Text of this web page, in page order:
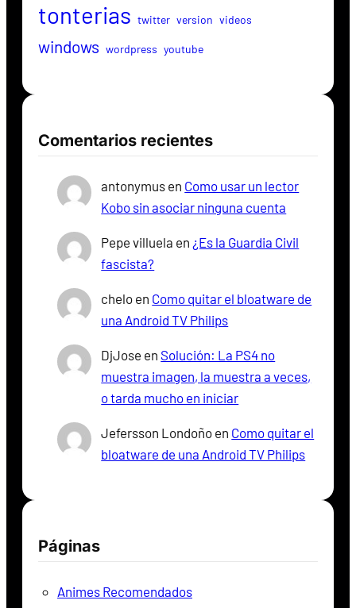
tonterias twitter version videos
windows wordpress youtube
Comentarios recientes
antonymus en Como usar un lector
Kobo sin asociar ninguna cuenta
Pepe villuela en ¿Es la Guardia Civil
fascista?
chelo en Como quitar el bloatware de
una Android TV Philips
DjJose en Solución: La PS4 no
muestra imagen, la muestra a veces,
o tarda mucho en iniciar
Jefersson Londoño en Como quitar el
bloatware de una Android TV Philips
Páginas
Animes Recomendados